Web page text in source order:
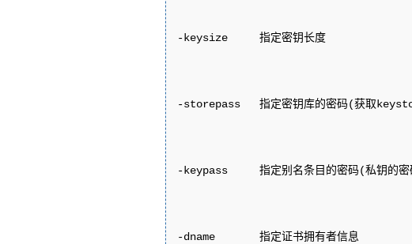
-keysize     指定密钥长度
-storepass   指定密钥库的密码(获取
-keypass     指定别名条目的密码(私钥的密
-dname       指定证书拥有者信息